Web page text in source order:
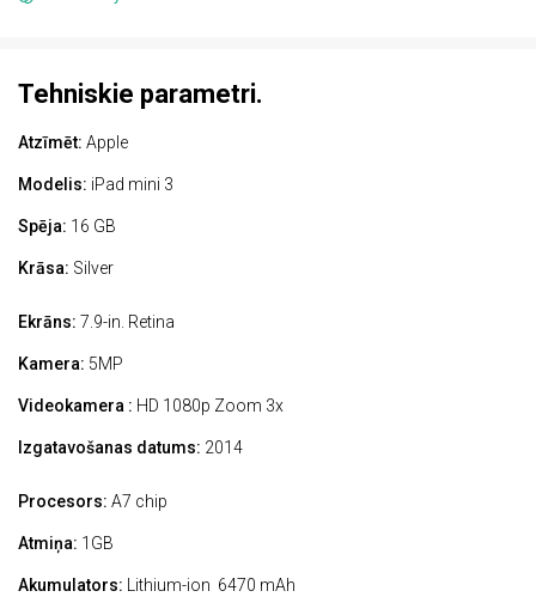
Tehniskie parametri.
Atzīmēt: Apple
Modelis: iPad mini 3
Spēja: 16 GB
Krāsa: Silver
Ekrāns: 7.9-in. Retina
Kamera: 5MP
Videokamera : HD 1080p Zoom 3x
Izgatavošanas datums: 2014
Procesors: A7 chip
Atmiņa: 1GB
Akumulators: Lithium-ion 6470 mAh